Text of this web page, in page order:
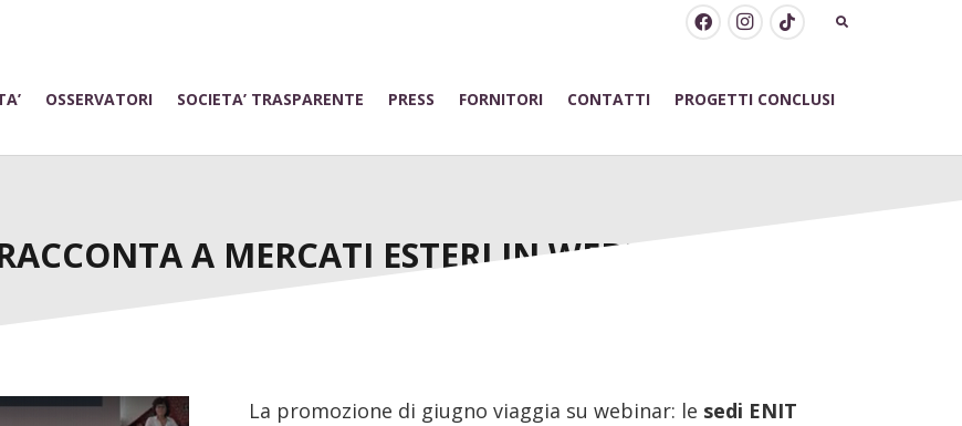
OSSERVATORI SOCIETA’ TRASPARENTE PRESS FORNITORI CONTATTI PROGETTI CONCLUSI
A MERCATI ESTERI IN WEBINAR
La promozione di giugno viaggia su webinar: le sedi ENIT